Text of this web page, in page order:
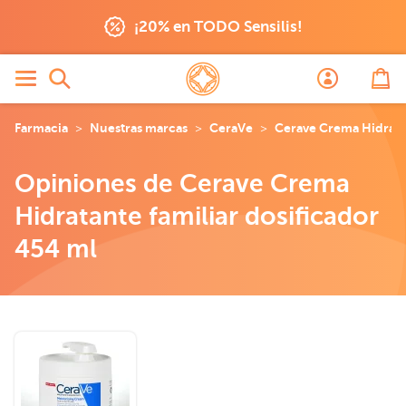
¡20% en TODO Sensilis!
Farmacia Nuestras marcas CeraVe Cerave Crema
Opiniones de Cerave Crema
Hidratante familiar dosificador
454 ml